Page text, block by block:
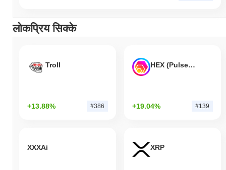
लोकप्रिय सिक्के
Troll
+13.88% #386
HEX (Pulsechain)
+19.04% #139
XXXAi XRP